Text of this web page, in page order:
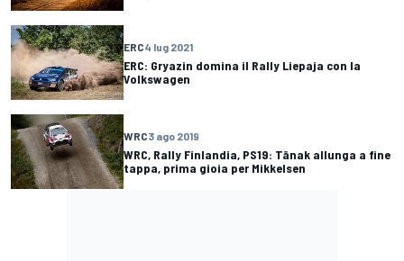
ERC4 lug 2021
ERC: Gryazin domina il Rally Liepaja con la
Volkswagen
WRC3 ago 2019
WRC, Rally Finlandia, PS19: Tänak allunga a fine
tappa, prima gioia per Mikkelsen